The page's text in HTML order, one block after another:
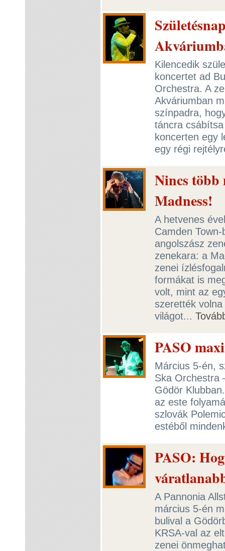
Kilencedik
koncertet ad
Orchestra. A
Akváriumban
színpadra,
táncra
koncerten egy
egy régi
Nincs
Madness!
A hetvenes
Camden
angolszász
zenekara: a
zenei
formákat is
volt, mint az
szerették
világot...
PASO
Március 5-én,
Ska Orchestra
Gödör
az este
szlovák
estéből
PASO:
A Pannonia
március 5-én
bulival a
KRSA-val az
zenei